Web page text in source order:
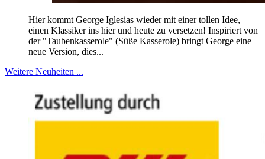
Hier kommt George Iglesias wieder mit einer tollen Idee,
einen Klassiker ins hier und heute zu versetzen! Inspiriert von
der "Taubenkasserole" (Süße Kasserole) bringt George eine
neue Version, dies...
Weitere Neuheiten ...